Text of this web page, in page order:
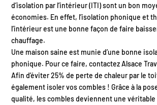
d’isolation par l’intérieur (ITI) sont un bon
économies. En effet, l’isolation phonique et
l’intérieur est une bonne façon de faire
chauffage.
Une maison saine est munie d’une bonne
phonique. Pour ce faire, contactez Alsace
Afin d’éviter 25% de perte de chaleur par le
également isoler vos combles ! Grâce à la
qualité, les combles deviennent une véritable